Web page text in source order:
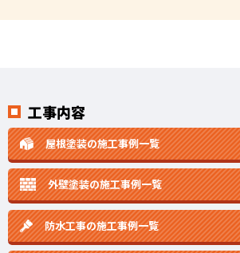
工事内容
屋根塗装の施工事例一覧
外壁塗装の施工事例一覧
防水工事の施工事例一覧